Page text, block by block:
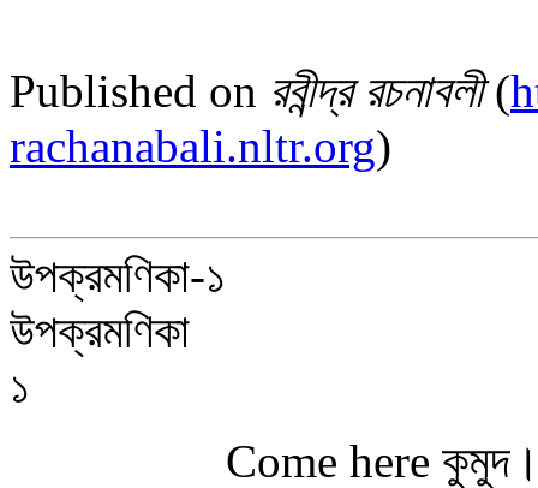
Published on রবীন্দ্র রচনাবলী(
rachanabali.nltr.org)
উপক্রমণিকা-১
উপক্রমণিকা
১
Come here কুমুদ। (